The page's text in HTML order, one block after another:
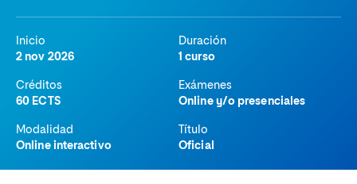
Inicio
2 nov 2026
Duración
1 curso
Créditos
60 ECTS
Exámenes
Online y/o presenciales
Modalidad
Online interactivo
Título
Oficial